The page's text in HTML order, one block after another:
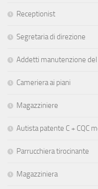
Receptionist
Segretaria di direzione
Addetti manutenzione
Cameriera ai piani
Magazziniere
Autista patente C + CQC
Parrucchiera tirocinante
Magazziniera